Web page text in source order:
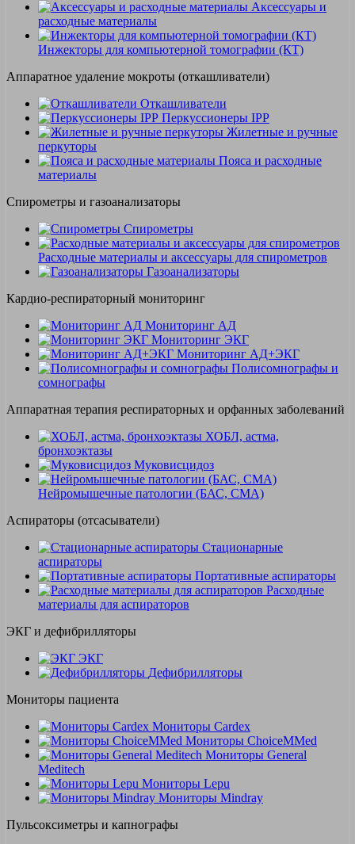
Аксессуары и
расходные материалы
Инжекторы для компьютерной томографии (КТ)
Аппаратное удаление мокроты (откашливатели)
Откашливатели
Перкуссионеры IPP
Жилетные и ручные
перкуторы
Пояса и расходные
материалы
Спирометры и газоанализаторы
Спирометры
Расходные материалы и аксессуары для спирометров
Газоанализаторы
Кардио-респираторный мониторинг
Мониторинг АД
Мониторинг ЭКГ
Мониторинг АД+ЭКГ
Полисомнографы и
сомнографы
Аппаратная терапия респираторных и орфанных заболеваний
ХОБЛ, астма,
бронхоэктазы
Муковисцидоз
Нейромышечные патологии (БАС, СМА)
Аспираторы (отсасыватели)
Стационарные
аспираторы
Портативные аспираторы
Расходные
материалы для аспираторов
ЭКГ и дефибрилляторы
ЭКГ
Дефибрилляторы
Мониторы пациента
Мониторы Cardex
Мониторы ChoiceMMed
Мониторы General
Meditech
Мониторы Lepu
Мониторы Mindray
Пульсоксиметры и капнографы